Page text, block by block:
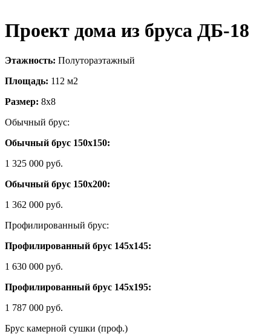
Проект дома из бруса ДБ-18
Этажность: Полутораэтажный
Площадь: 112 м2
Размер: 8х8
Обычный брус:
Обычный брус 150х150:
1 325 000 руб.
Обычный брус 150х200:
1 362 000 руб.
Профилированный брус:
Профилированный брус 145х145:
1 630 000 руб.
Профилированный брус 145х195:
1 787 000 руб.
Брус камерной сушки (проф.)